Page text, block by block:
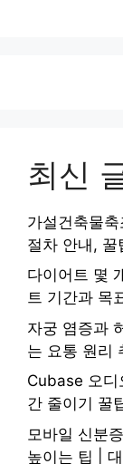
최신
가설건축물
절차 안내, 꿀
다이어트 몇
트 기간과 목
자궁 염증과
는 요통 원리
Cubase 오디
간 줄이기 꿀
모바일 신분
높이는 팁 |